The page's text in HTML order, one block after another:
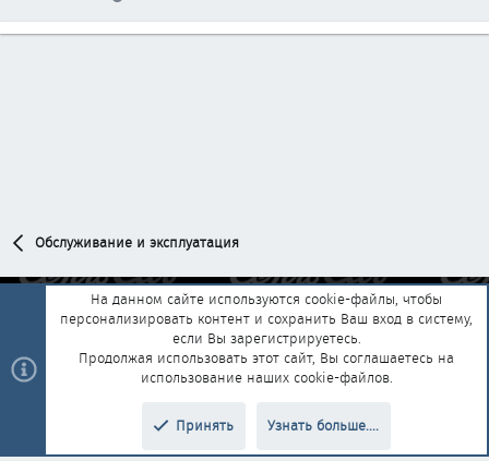
Обслуживание и эксплуатация
Обратная связь
Условия и правила
Политика конфиденциальности
Помощь Главная
R
add-ons by ThemeHouse Перевод от Jumuro®
На данном сайте используются cookie-файлы, чтобы
персонализировать контент и сохранить Ваш вход в систему,
если Вы зарегистрируетесь.
Продолжая использовать этот сайт, Вы соглашаетесь на
использование наших cookie-файлов.
Принять Узнать больше....